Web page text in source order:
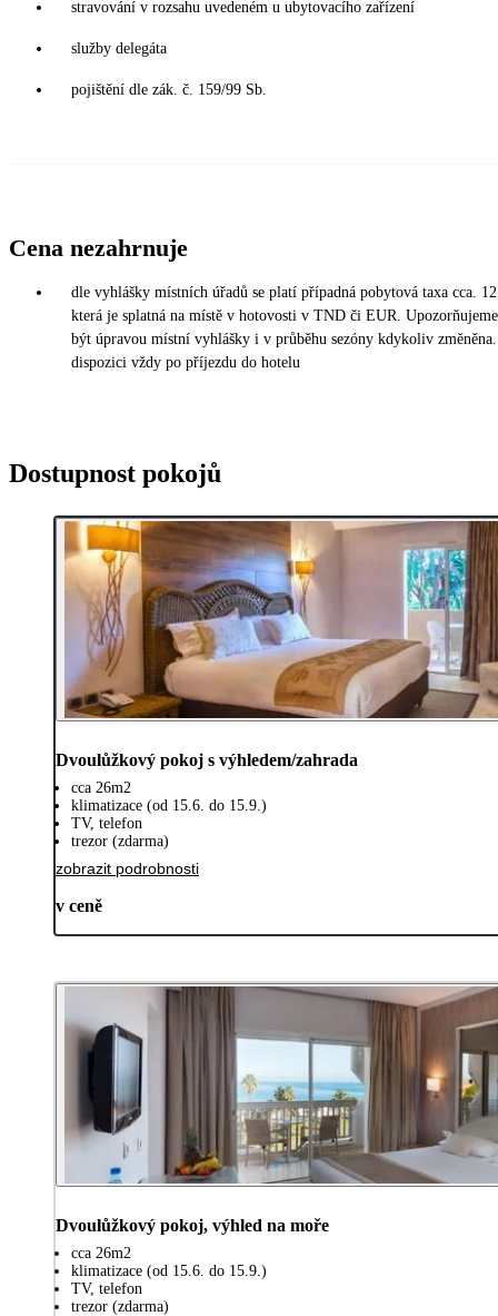
stravování v rozsahu uvedeném u ubytovacího zařízení
služby delegáta
pojištění dle zák. č. 159/99 Sb.
Cena nezahrnuje
dle vyhlášky místních úřadů se platí případná pobytová taxa cca.
která je splatná na místě v hotovosti v TND či EUR.
být úpravou místní vyhlášky i v průběhu sezóny kdykoliv
dispozici vždy po příjezdu do hotelu
Dostupnost pokojů
Dvoulůžkový pokoj s výhledem/zahrada
cca 26m2
klimatizace (od 15.6. do 15.9.)
TV, telefon
trezor (zdarma)
zobrazit podrobnosti
v ceně
Dvoulůžkový pokoj, výhled na moře
cca 26m2
klimatizace (od 15.6. do 15.9.)
TV, telefon
trezor (zdarma)